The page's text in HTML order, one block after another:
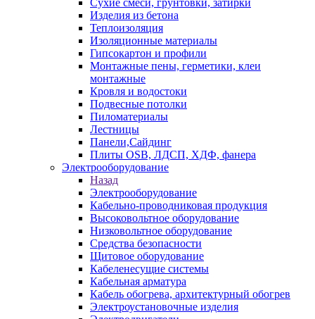
Сухие смеси, грунтовки, затирки
Изделия из бетона
Теплоизоляция
Изоляционные материалы
Гипсокартон и профили
Монтажные пены, герметики, клеи
монтажные
Кровля и водостоки
Подвесные потолки
Пиломатериалы
Лестницы
Панели,Сайдинг
Плиты OSB, ЛДСП, ХДФ, фанера
Электрооборудование
Назад
Электрооборудование
Кабельно-проводниковая продукция
Высоковольтное оборудование
Низковольтное оборудование
Средства безопасности
Щитовое оборудование
Кабеленесущие системы
Кабельная арматура
Кабель обогрева, архитектурный обогрев
Электроустановочные изделия